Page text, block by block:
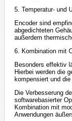
5. Temperatur- und
Encoder sind
abgedichteten
außerdem
6. Kombination mit
Besonders effektiv
Hierbei werden die
kompensiert und
Die Verbesserung
softwarebasierter
Kombination mit
Anwendungen